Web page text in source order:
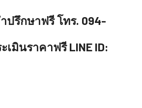
ปรึกษาฟรี โทร. 094-
เมินราคาฟรี LINE ID: